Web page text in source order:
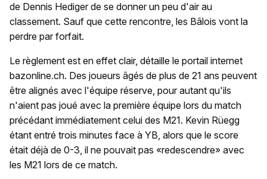
de Dennis Hediger de se donner un peu d'air au
classement. Sauf que cette rencontre, les Bâlois vont la
perdre par forfait.
Le règlement est en effet clair, détaille le portail internet
bazonline.ch. Des joueurs âgés de plus de 21 ans peuvent
être alignés avec l'équipe réserve, pour autant qu'ils
n'aient pas joué avec la première équipe lors du match
précédant immédiatement celui des M21. Kevin Rüegg
étant entré trois minutes face à YB, alors que le score
était déjà de 0-3, il ne pouvait pas «redescendre» avec
les M21 lors de ce match.